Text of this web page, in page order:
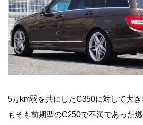
5万km弱を共にしたC350に対して大
もそも前期型のC250で不満であった